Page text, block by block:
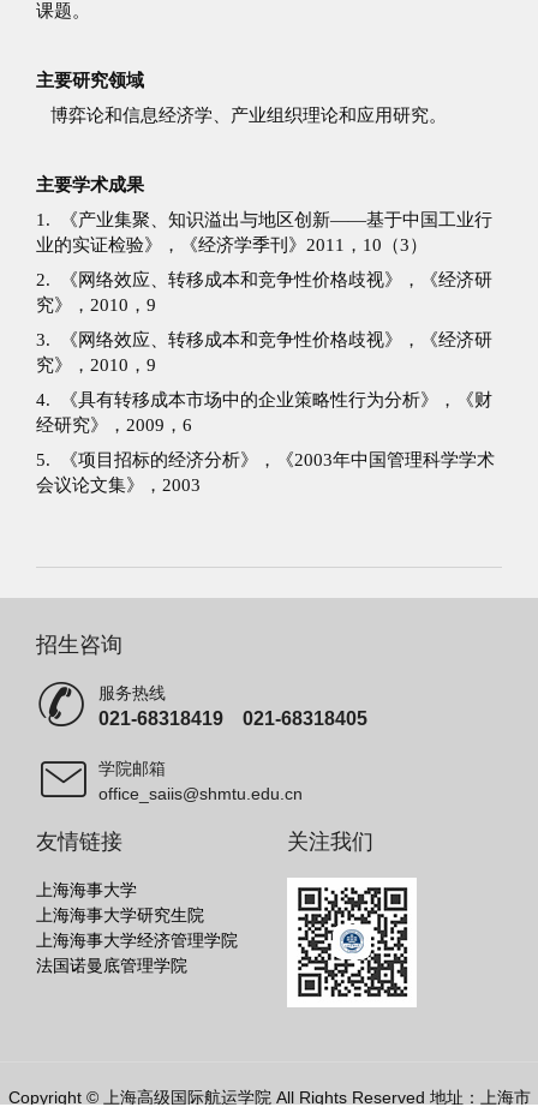
课题。
主要研究领域
博弈论和信息经济学、产业组织理论和应用研究。
主要学术成果
1. 《产业集聚、知识溢出与地区创新——基于中国工业行
业的实证检验》，《经济学季刊》2011，10（3）
2. 《网络效应、转移成本和竞争性价格歧视》，《经济研
究》，2010，9
3. 《网络效应、转移成本和竞争性价格歧视》，《经济研
究》，2010，9
4. 《具有转移成本市场中的企业策略性行为分析》，《财
经研究》，2009，6
5. 《项目招标的经济分析》，《2003年中国管理科学学术
会议论文集》，2003
招生咨询
服务热线
021-68318419 021-68318405
学院邮箱
office_saiis@shmtu.edu.cn
友情链接
上海海事大学
上海海事大学研究生院
上海海事大学经济管理学院
法国诺曼底管理学院
关注我们
Copyright © 上海高级国际航运学院 All Rights Reserved 地址：上海市